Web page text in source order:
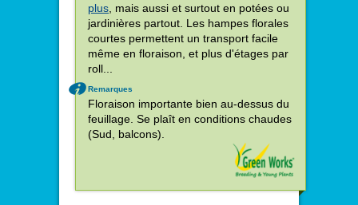
plus , mais aussi et surtout en potées ou
jardinières partout. Les hampes florales
courtes permettent un transport facile
même en floraison, et plus d'étages par
roll...
Remarques
Floraison importante bien au-dessus du
feuillage. Se plaît en conditions chaudes
(Sud, balcons).